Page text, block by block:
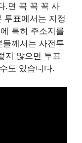
.면 꼭 꼭 꼭 사
투표에서는 지정
특히 주소지를
께서는 사전투
지 않으면 투표
도 있습니다.